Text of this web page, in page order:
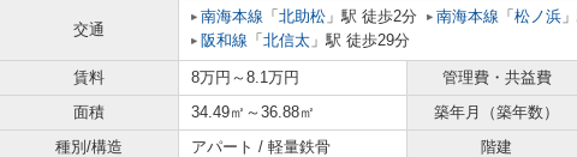
交通
南海本線 「 北助松 」駅 徒歩2分 南海本線 「 松ノ浜
阪和線 「 北信太 」駅 徒歩29分
賃料 8万円～8.1万円 管理費・共益費
面積
34.49㎡～36.88㎡ 築年月（築年数）
種別/構造
アパート / 軽量鉄骨 階建